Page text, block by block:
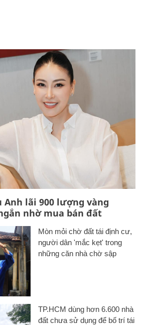
Anh lãi 900 lượng vàng
nhờ mua bán đất
Mòn mỏi chờ đất tái định cư,
người dân 'mắc kẹt' trong
những căn nhà chờ sập
TP.HCM dùng hơn 6.600 nhà
đất chưa sử dụng để bố trí tái